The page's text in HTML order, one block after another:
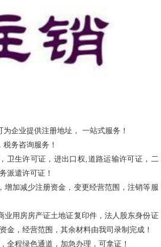
企业提供注册地址， 一站式服务！
务咨询服务！
卫生许可证，进出口权,道路运输许可证，二
派遣许可证！
增加减少注册资金，变更经营范围，注销等服
业用房房产证土地证复印件，法人股东身份证
金，经营范围，其余材料由我司录制完成！
全程绿色通道，加急办理，可拿证！